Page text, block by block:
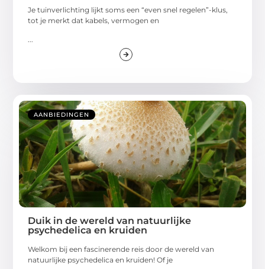
Je tuinverlichting lijkt soms een “even snel regelen”-klus,
tot je merkt dat kabels, vermogen en
...
AANBIEDINGEN
Duik in de wereld van natuurlijke
psychedelica en kruiden
Welkom bij een fascinerende reis door de wereld van
natuurlijke psychedelica en kruiden! Of je